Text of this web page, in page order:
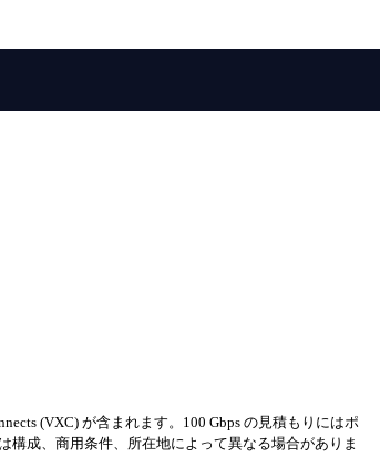
(VXC) が含まれます。100 Gbps の見積もりにはポ
成、商用条件、所在地によって異なる場合がありま